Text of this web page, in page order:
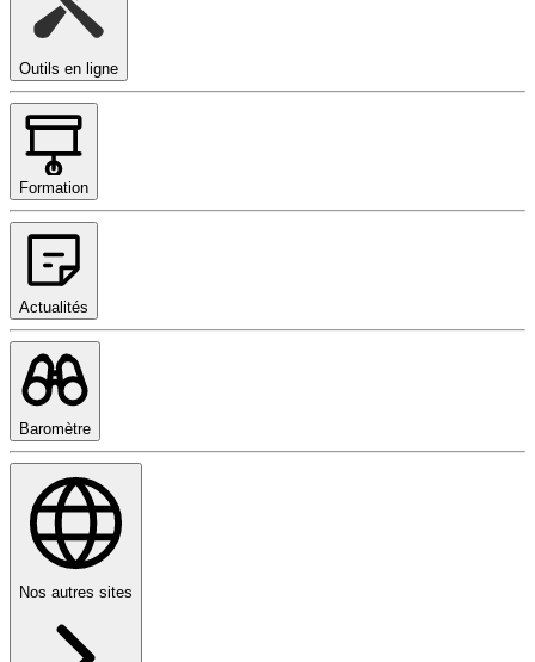
Outils en ligne
Formation
Actualités
Baromètre
Nos autres sites